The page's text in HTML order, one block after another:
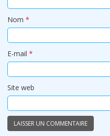
Nom *
E-mail *
Site web